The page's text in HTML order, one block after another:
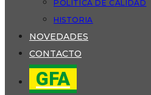
POLÍTICA DE CALIDAD
HISTORIA
NOVEDADES
CONTACTO
GFA